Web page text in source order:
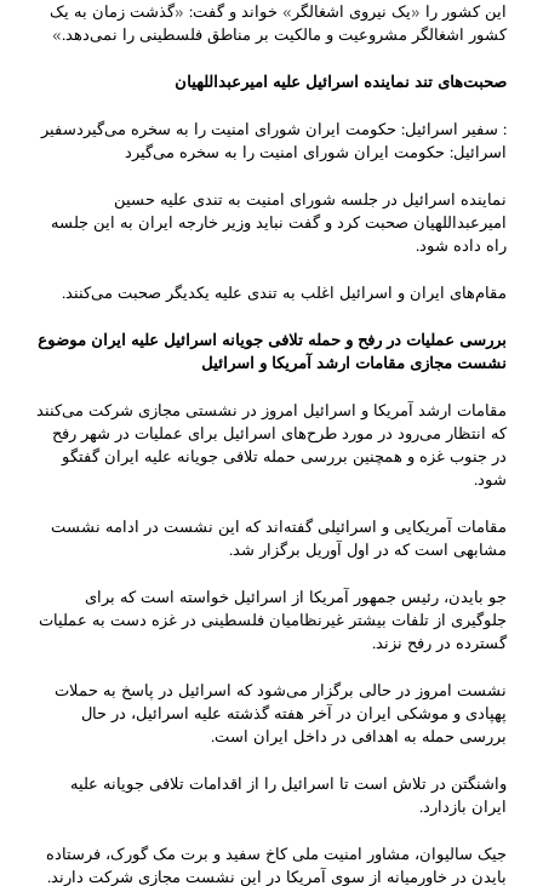
این کشور را «یک نیروی اشغالگر» خواند و گفت: «گذشت زمان به یک
کشور اشغالگر مشروعیت و مالکیت بر مناطق فلسطینی را نمی‌دهد.»
صحبت‌های تند نماینده اسرائیل علیه امیرعبداللهیان
: سفیر اسرائیل: حکومت ایران شورای امنیت را به سخره می‌گیردسفیر
اسرائیل: حکومت ایران شورای امنیت را به سخره می‌گیرد
نماینده اسرائیل در جلسه شورای امنیت به تندی علیه حسین
امیرعبداللهیان صحبت کرد و گفت نباید وزیر خارجه ایران به این جلسه
راه داده شود.
مقام‌های ایران و اسرائیل اغلب به تندی علیه یکدیگر صحبت می‌کنند.
بررسی عملیات در رفح و حمله تلافی جویانه اسرائیل علیه ایران موضوع
نشست مجازی مقامات ارشد آمریکا و اسرائیل
مقامات ارشد آمریکا و اسرائیل امروز در نشستی مجازی شرکت می‌کنند
که انتظار می‌رود در مورد طرح‌های اسرائیل برای عملیات در شهر رفح
در جنوب غزه و همچنین بررسی حمله تلافی جویانه علیه ایران گفتگو
شود.
مقامات آمریکایی و اسرائیلی گفته‌اند که این نشست در ادامه نشست
مشابهی است که در اول آوریل برگزار شد.
جو بایدن، رئیس جمهور آمریکا از اسرائیل خواسته است که برای
جلوگیری از تلفات بیشتر غیرنظامیان فلسطینی در غزه دست به عملیات
گسترده در رفح نزند.
نشست امروز در حالی برگزار می‌شود که اسرائیل در پاسخ به حملات
پهپادی و موشکی ایران در آخر هفته گذشته علیه اسرائیل، در حال
بررسی حمله به اهدافی در داخل ایران است.
واشنگتن در تلاش است تا اسرائیل را از اقدامات تلافی جویانه علیه
ایران بازدارد.
جیک سالیوان، مشاور امنیت ملی کاخ سفید و برت مک گورک، فرستاده
بایدن در خاورمیانه از سوی آمریکا در این نشست مجازی شرکت دارند.